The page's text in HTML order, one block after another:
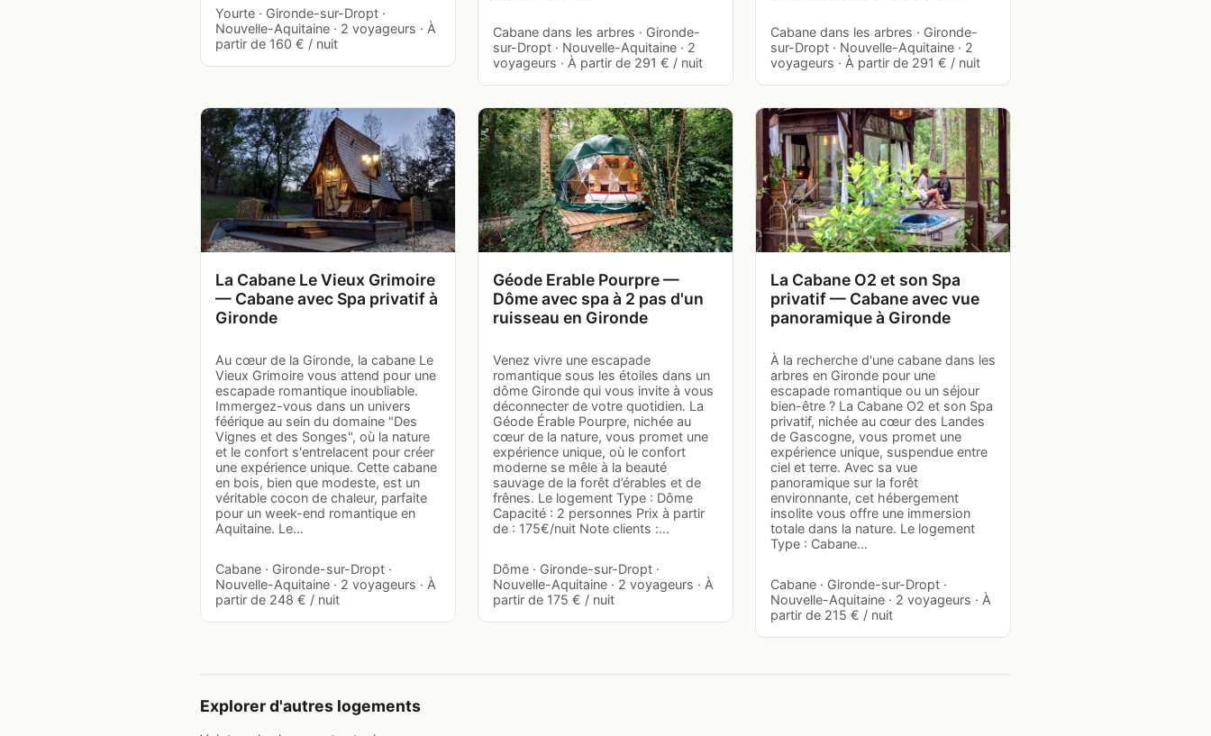
Yourte · Gironde-sur-Dropt ·
Nouvelle-Aquitaine · 2 voyageurs · À
partir de 160 € / nuit
Cabane dans les arbres · Gironde-
sur-Dropt · Nouvelle-Aquitaine · 2
voyageurs · À partir de 291 € / nuit
Cabane dans les arbres · Gironde-
sur-Dropt · Nouvelle-Aquitaine · 2
voyageurs · À partir de 291 € / nuit
La Cabane Le Vieux Grimoire
— Cabane avec Spa privatif à
Gironde
Au cœur de la Gironde, la cabane Le
Vieux Grimoire vous attend pour une
escapade romantique inoubliable.
Immergez-vous dans un univers
féérique au sein du domaine "Des
Vignes et des Songes", où la nature
et le confort s'entrelacent pour créer
une expérience unique. Cette cabane
en bois, bien que modeste, est un
véritable cocon de chaleur, parfaite
pour un week-end romantique en
Aquitaine. Le…
Cabane · Gironde-sur-Dropt ·
Nouvelle-Aquitaine · 2 voyageurs · À
partir de 248 € / nuit
Géode Erable Pourpre —
Dôme avec spa à 2 pas d'un
ruisseau en Gironde
Venez vivre une escapade
romantique sous les étoiles dans un
dôme Gironde qui vous invite à vous
déconnecter de votre quotidien. La
Géode Érable Pourpre, nichée au
cœur de la nature, vous promet une
expérience unique, où le confort
moderne se mêle à la beauté
sauvage de la forêt d’érables et de
frênes. Le logement Type : Dôme
Capacité : 2 personnes Prix à partir
de : 175€/nuit Note clients :…
Dôme · Gironde-sur-Dropt ·
Nouvelle-Aquitaine · 2 voyageurs · À
partir de 175 € / nuit
La Cabane O2 et son Spa
privatif — Cabane avec vue
panoramique à Gironde
À la recherche d'une cabane dans les
arbres en Gironde pour une
escapade romantique ou un séjour
bien-être ? La Cabane O2 et son Spa
privatif, nichée au cœur des Landes
de Gascogne, vous promet une
expérience unique, suspendue entre
ciel et terre. Avec sa vue
panoramique sur la forêt
environnante, cet hébergement
insolite vous offre une immersion
totale dans la nature. Le logement
Type : Cabane…
Cabane · Gironde-sur-Dropt ·
Nouvelle-Aquitaine · 2 voyageurs · À
partir de 215 € / nuit
Explorer d'autres logements